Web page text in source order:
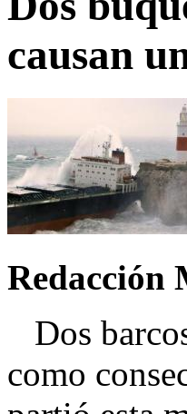
causan
Redacción
Dos
como